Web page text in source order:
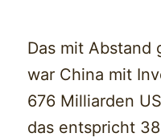
Das mit Abstand
war China mit
676 Milliarden
das entspricht